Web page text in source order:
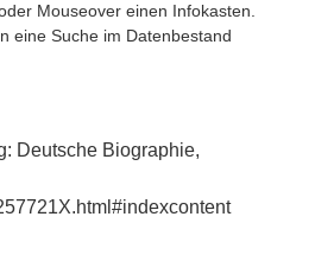
Mouseover einen Infokasten.
eine Suche im Datenbestand
Deutsche Biographie,